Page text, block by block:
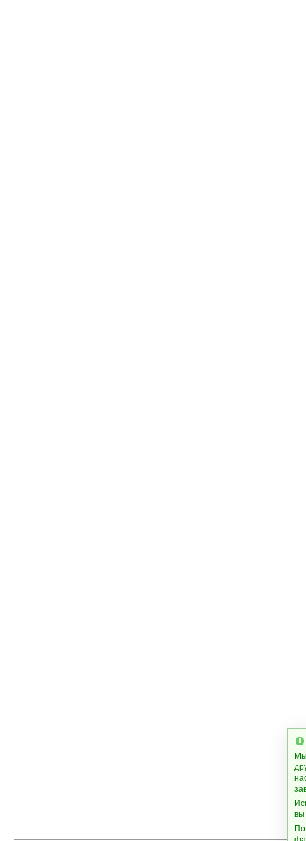
вы